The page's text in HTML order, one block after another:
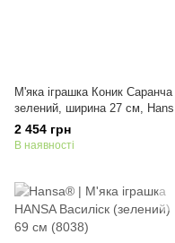
М'яка іграшка Коник Саранча
зелений, ширина 27 см, Hansa
(68796)
2 454 грн
В наявності